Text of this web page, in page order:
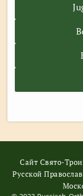
Сайт Свято-
Русской